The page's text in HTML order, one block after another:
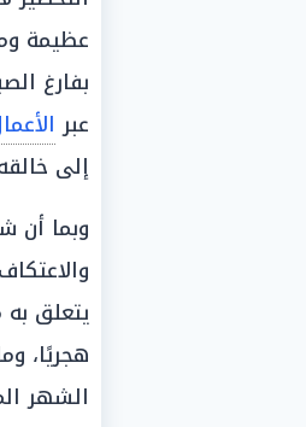
عظيمة
بفارغ
عبر
إلى
وبما أن
يتعلق
هجريًا،
الشهر